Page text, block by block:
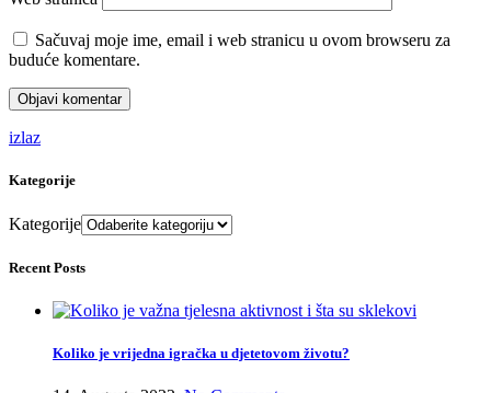
Sačuvaj moje ime, email i web stranicu u ovom browseru za
buduće komentare.
izlaz
Kategorije
Kategorije
Recent Posts
Koliko je vrijedna igračka u djetetovom životu?